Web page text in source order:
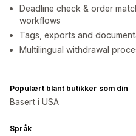
Deadline check & order
workflows
Tags, exports and
Multilingual withdrawal
Populært blant butikker som din
Basert i USA
Språk